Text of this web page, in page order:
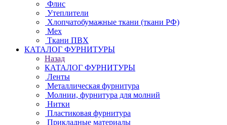
Флис
Утеплители
Хлопчатобумажные ткани (ткани РФ)
Мех
Ткани ПВХ
КАТАЛОГ ФУРНИТУРЫ
Назад
КАТАЛОГ ФУРНИТУРЫ
Ленты
Металлическая фурнитура
Молнии, фурнитура для молний
Нитки
Пластиковая фурнитура
Прикладные материалы